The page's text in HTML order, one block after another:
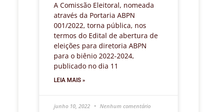
A Comissão Eleitoral, nomeada
através da Portaria ABPN
001/2022, torna pública, nos
termos do Edital de abertura de
eleições para diretoria ABPN
para o biênio 2022-2024,
publicado no dia 11
LEIA MAIS »
junho 10, 2022 Nenhum comentário